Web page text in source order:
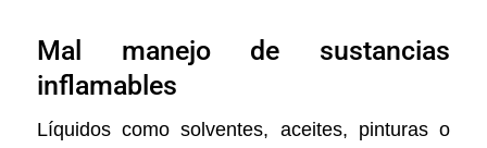
Mal manejo de sustancias
inflamables
Líquidos como solventes, aceites, pinturas o